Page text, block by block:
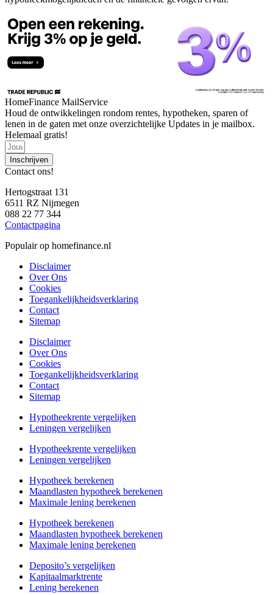
HomeFinance MailService
Houd de ontwikkelingen rondom rentes, hypotheken, sparen of
lenen in de gaten met onze overzichtelijke Updates in je mailbox.
Helemaal gratis!
Inschrijven
Contact ons!
Hertogstraat 131
6511 RZ Nijmegen
088 22 77 344
Contactpagina
Populair op homefinance.nl
Disclaimer
Over Ons
Cookies
Toegankelijkheidsverklaring
Contact
Sitemap
Disclaimer
Over Ons
Cookies
Toegankelijkheidsverklaring
Contact
Sitemap
Hypotheekrente vergelijken
Leningen vergelijken
Hypotheekrente vergelijken
Leningen vergelijken
Hypotheek berekenen
Maandlasten hypotheek berekenen
Maximale lening berekenen
Hypotheek berekenen
Maandlasten hypotheek berekenen
Maximale lening berekenen
Deposito’s vergelijken
Kapitaalmarktrente
Lening berekenen